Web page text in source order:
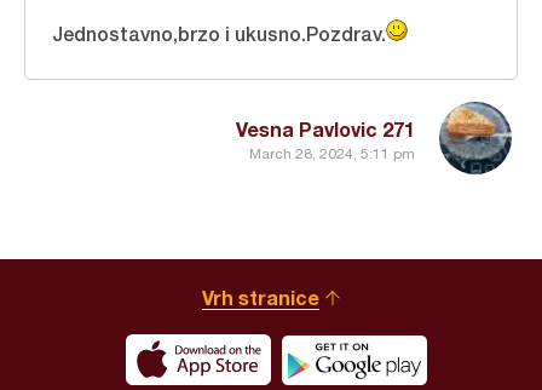
Vesna Pavlovic 271
March 28, 2024, 5:11 pm
Jednostavno,brzo i ukusno.Pozdrav.
Vrh stranice